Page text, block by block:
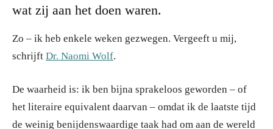
wat zij aan het doen waren.
Zo – ik heb enkele weken gezwegen. Vergeeft u mij,
schrijft Dr. Naomi Wolf.
De waarheid is: ik ben bijna sprakeloos geworden – of
het literaire equivalent daarvan – omdat ik de laatste tijd
de weinig benijdenswaardige taak had om aan de wereld